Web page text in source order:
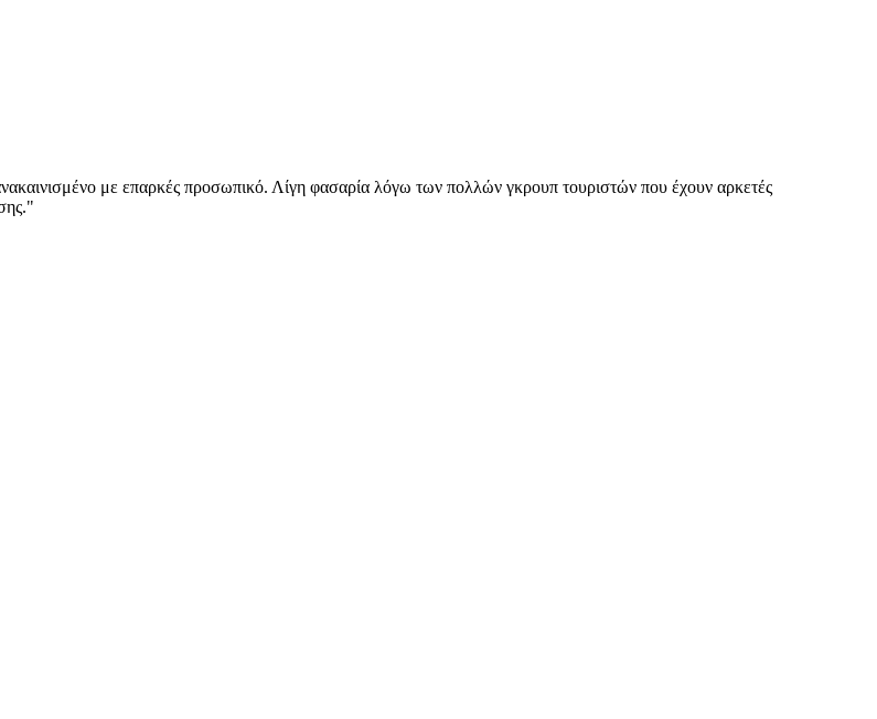
με επαρκές προσωπικό. Λίγη φασαρία λόγω των πολλών γκρουπ τουριστών που έχουν αρκετές